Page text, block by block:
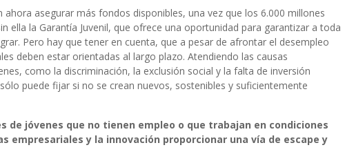
ahora asegurar más fondos disponibles, una vez que los 6.000 millones
ella la Garantía Juvenil, que ofrece una oportunidad para garantizar a toda
Pero hay que tener en cuenta, que a pesar de afrontar el desempleo
deben estar orientadas al largo plazo. Atendiendo las causas
como la discriminación, la exclusión social y la falta de inversión
puede fijar si no se crean nuevos, sostenibles y suficientemente
de jóvenes que no tienen empleo o que trabajan en condiciones
empresariales y la innovación proporcionar una vía de escape y